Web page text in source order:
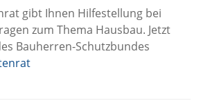
gibt Ihnen Hilfestellung bei
zum Thema Hausbau. Jetzt
Bauherren-Schutzbundes